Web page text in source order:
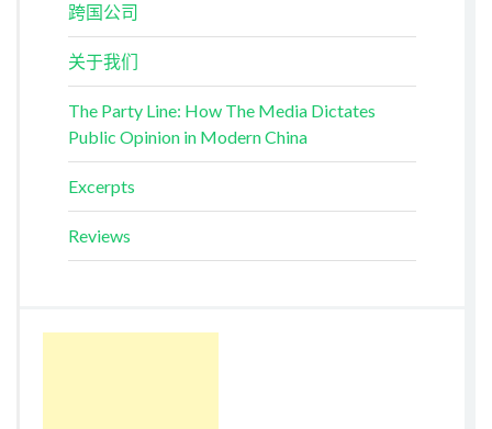
跨国公司
关于我们
The Party Line: How The Media Dictates
Public Opinion in Modern China
Excerpts
Reviews